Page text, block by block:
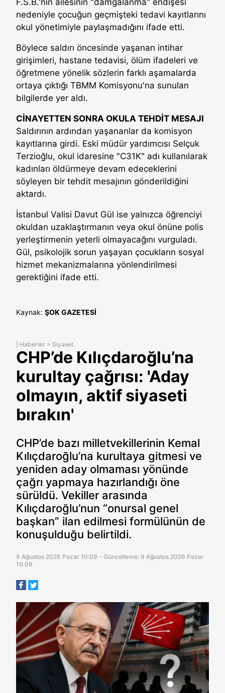
F.S.B.'nin ailesinin "damgalanma" endişesi
nedeniyle çocuğun geçmişteki tedavi kayıtlarını
okul yönetimiyle paylaşmadığını ifade etti.
Böylece saldırı öncesinde yaşanan intihar
girişimleri, hastane tedavisi, ölüm ifadeleri ve
öğretmene yönelik sözlerin farklı aşamalarda
ortaya çıktığı TBMM Komisyonu'na sunulan
bilgilerde yer aldı.
CİNAYETTEN SONRA OKULA TEHDİT MESAJI
Saldırının ardından yaşananlar da komisyon
kayıtlarına girdi. Eski müdür yardımcısı Selçuk
Terzioğlu, okul idaresine "C31K" adı kullanılarak
kadınları öldürmeye devam edeceklerini
söyleyen bir tehdit mesajının gönderildiğini
aktardı.
İstanbul Valisi Davut Gül ise yalnızca öğrenciyi
okuldan uzaklaştırmanın veya okul önüne polis
yerleştirmenin yeterli olmayacağını vurguladı.
Gül, psikolojik sorun yaşayan çocukların sosyal
hizmet mekanizmalarına yönlendirilmesi
gerektiğini ifade etti.
Kaynak: ŞOK GAZETESİ
Haberler > Siyaset
CHP’de Kılıçdaroğlu’na
kurultay çağrısı: 'Aday
olmayın, aktif siyaseti
bırakın'
CHP’de bazı milletvekillerinin Kemal
Kılıçdaroğlu’na kurultaya gitmesi ve
yeniden aday olmaması yönünde
çağrı yapmaya hazırlandığı öne
sürüldü. Vekiller arasında
Kılıçdaroğlu’nun “onursal genel
başkan” ilan edilmesi formülünün de
konuşulduğu belirtildi.
9 Ağustos 2026 Pazar 10:09 - Güncelleme: 9 Ağustos 2026 Pazar
10:09